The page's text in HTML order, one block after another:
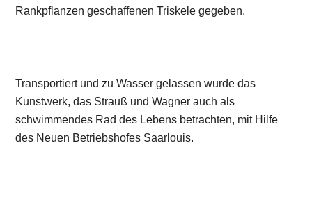
Rankpflanzen geschaffenen Triskele gegeben.
Transportiert und zu Wasser gelassen wurde das
Kunstwerk, das Strauß und Wagner auch als
schwimmendes Rad des Lebens betrachten, mit Hilfe
des Neuen Betriebshofes Saarlouis.